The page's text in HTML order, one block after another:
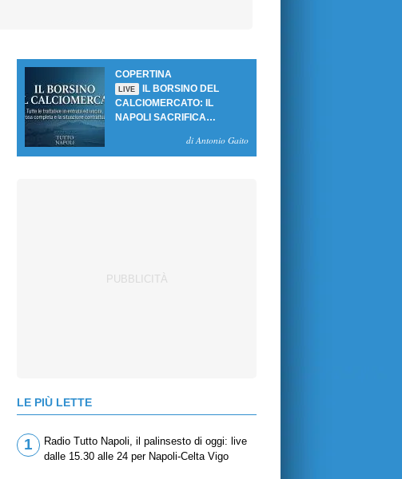
COPERTINA
LIVE
IL BORSINO DEL
CALCIOMERCATO: IL
NAPOLI SACRIFICA
SBLOCCANO ARRIVIdi Antonio Gaito
LE PIÙ LETTE
1
Radio Tutto Napoli, il palinsesto di oggi: live
dalle 15.30 alle 24 per Napoli-Celta Vigo